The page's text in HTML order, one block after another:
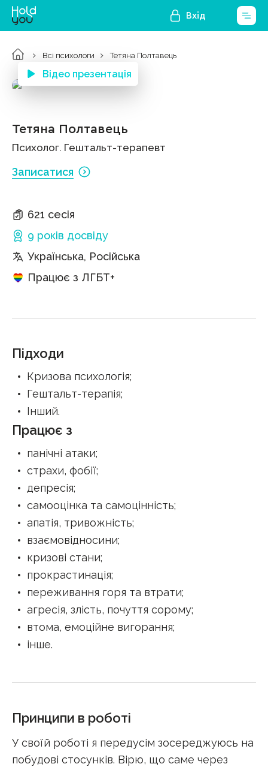
Вхід
Всі психологи Тетяна Полтавець
Відео презентація
Тетяна Полтавець
Психолог. Гештальт-терапевт
Записатися
621 сесія
9 років досвіду
Українська, Російська
Працює з ЛГБТ+
Підходи
Кризова психологія;
Гештальт-терапія;
Інший.
Працює з
панічні атаки;
страхи, фобії;
депресія;
самооцінка та самоцінність;
апатія, тривожність;
взаємовідносини;
кризові стани;
прокрастинація;
переживання горя та втрати;
агресія, злість, почуття сорому;
втома, емоційне вигорання;
інше.
Принципи в роботі
У своїй роботі я передусім зосереджуюсь на
побудові стосунків. Вірю, що саме через